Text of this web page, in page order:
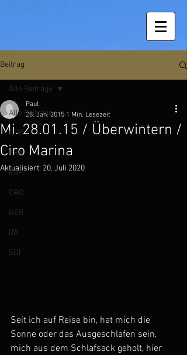
Beitrag
Alle Beiträge
GBR
FRA
ESP
CRO
GER
ITA
SUI
Alle Beiträge
Mi. 28.01.15 / Überwintern /
Ciro Marina
Paul
28. Jan. 2015 1 Min. Lesezeit
Aktualisiert: 20. Juli 2020
Seit ich auf Reise bin, hat mich die
Sonne oder das Ausgeschlafen sein,
mich aus dem Schlafsack geholt, hier